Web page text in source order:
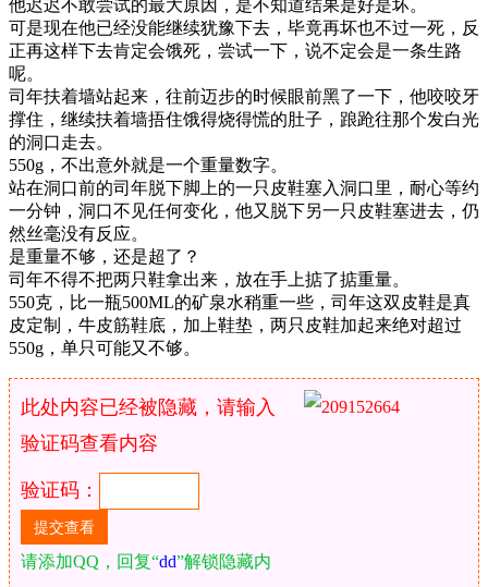
他迟迟不敢尝试的最大原因，是不知道结果是好是坏。
可是现在他已经没能继续犹豫下去，毕竟再坏也不过一死，反
正再这样下去肯定会饿死，尝试一下，说不定会是一条生路
呢。
司年扶着墙站起来，往前迈步的时候眼前黑了一下，他咬咬牙
撑住，继续扶着墙捂住饿得烧得慌的肚子，踉跄往那个发白光
的洞口走去。
550g，不出意外就是一个重量数字。
站在洞口前的司年脱下脚上的一只皮鞋塞入洞口里，耐心等约
一分钟，洞口不见任何变化，他又脱下另一只皮鞋塞进去，仍
然丝毫没有反应。
是重量不够，还是超了？
司年不得不把两只鞋拿出来，放在手上掂了掂重量。
550克，比一瓶500ML的矿泉水稍重一些，司年这双皮鞋是真
皮定制，牛皮筋鞋底，加上鞋垫，两只皮鞋加起来绝对超过
550g，单只可能又不够。
此处内容已经被隐藏，请输入
验证码查看内容
验证码：
请添加QQ，回复“dd”解锁隐藏内